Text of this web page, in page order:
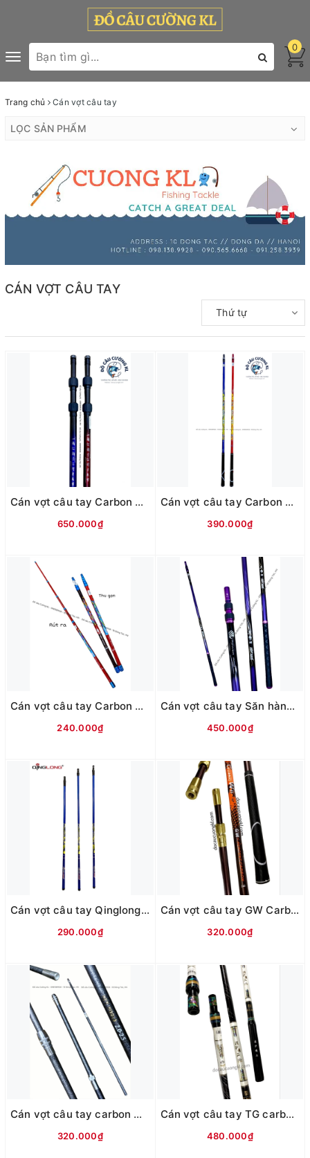
Toggle
navigation
0
Trang chủ Cán vợt câu tay
LỌC SẢN PHẨM
CÁN VỢT CÂU TAY
Thứ tự
Cán vợt câu tay Carbon ABC Yufeng - 2m7
650.000₫
Cán vợt câu tay Carbon ABC Gucci 618 - 2m7
390.000₫
Cán vợt câu tay Carbon 4 đốt Tuku đỏ 3TT
240.000₫
Cán vợt câu tay Săn hàng MC Tím
450.000₫
Cán vợt câu tay Qinglong Carbon Gada xanh
290.000₫
Cán vợt câu tay GW Carbon nâu cam
320.000₫
Cán vợt câu tay carbon Gama đầu vặn trắng nhẹ 2m5
320.000₫
Cán vợt câu tay TG carbon New đen trắng khảm trai 2m
480.000₫